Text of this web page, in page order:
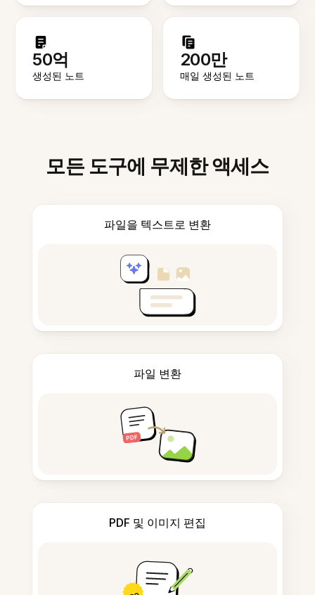
50억
생성된 노트
200만
매일 생성된 노트
모든 도구에 무제한 액세스
파일을 텍스트로 변환
파일 변환
PDF 및 이미지 편집